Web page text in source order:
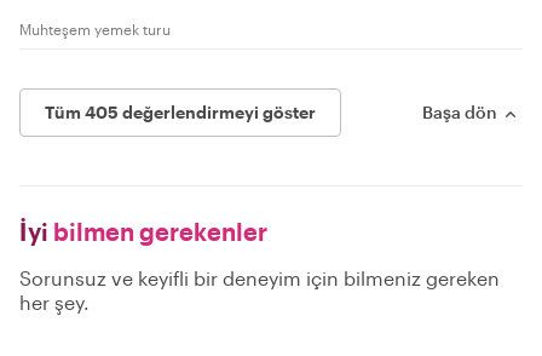
Muhteşem yemek turu
Tüm 405 değerlendirmeyi göster Başa dön
İyi bilmen gerekenler
Sorunsuz ve keyifli bir deneyim için bilmeniz gereken
her şey.